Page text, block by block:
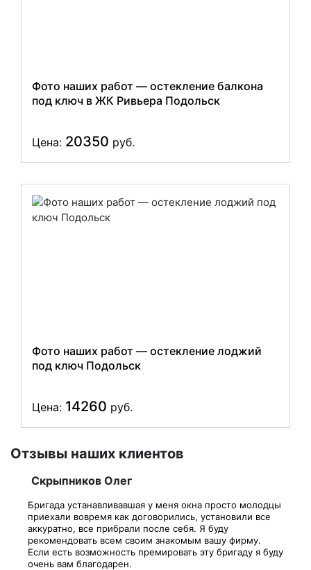
Фото наших работ — остекление балкона
под ключ в ЖК Ривьера Подольск
Цена: 20350 руб.
Фото наших работ — остекление лоджий
под ключ Подольск
Цена: 14260 руб.
Отзывы наших клиентов
Скрыпников Олег
Бригада устанавливавшая у меня окна просто молодцы
приехали вовремя как договорились, установили все
аккуратно, все прибрали после себя. Я буду
рекомендовать всем своим знакомым вашу фирму.
Если есть возможность премировать эту бригаду я буду
очень вам благодарен.